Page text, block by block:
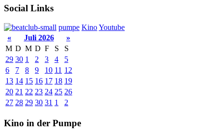
Social Links
pumpe KinoYoutube
«
Juli 2026
»
M D M D F S
S
29 30 1 2 3 4
5
6
7 8 9 10 11 12
13 14 15 16 17 18 19
20 21 22 23 24 25 26
27 28 29 30 31 1 2
Kino in der Pumpe